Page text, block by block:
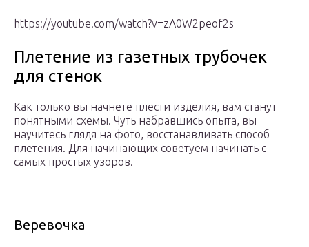
https://youtube.com/watch?v=zA0W2peof2s
Плетение из газетных трубочек
для стенок
Как только вы начнете плести изделия, вам станут
понятными схемы. Чуть набравшись опыта, вы
научитесь глядя на фото, восстанавливать способ
плетения. Для начинающих советуем начинать с
самых простых узоров.
Веревочка